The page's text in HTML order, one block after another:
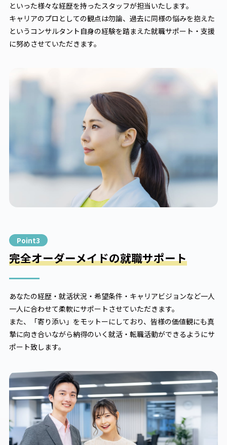
といった様々な経歴を持ったスタッフが担当いたします。
キャリアのプロとしての観点は勿論、過去に同様の悩みを抱えた
というコンサルタント自身の経験を踏まえた就職サポート・支援
に努めさせていただきます。
Point3
完全オーダーメイドの就職サポート
あなたの経歴・就活状況・希望条件・キャリアビジョンなど一人
一人に合わせて柔軟にサポートさせていただきます。
また、「寄り添い」をモットーにしており、皆様の価値観にも真
摯に向き合いながら納得のいく就活・転職活動ができるようにサ
ポート致します。